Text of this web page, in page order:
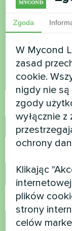
Chcesz
pytania?
Skontaktuj
Nazwa
Numer telefonu
E-mail
Komentarz
Zgoda
W Mycond
zasad
cookie.
nigdy nie
zgody
wyłącznie
ochrony
Klikając
plików
strony
celów